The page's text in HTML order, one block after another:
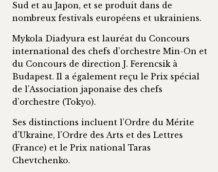
Sud et au Japon, et se produit dans de
nombreux festivals européens et ukrainiens.
Mykola Diadyura est lauréat du Concours
international des chefs d’orchestre Min-On et
du Concours de direction J. Ferencsik à
Budapest. Il a également reçu le Prix spécial
de l’Association japonaise des chefs
d’orchestre (Tokyo).
Ses distinctions incluent l’Ordre du Mérite
d’Ukraine, l’Ordre des Arts et des Lettres
(France) et le Prix national Taras
Chevtchenko.